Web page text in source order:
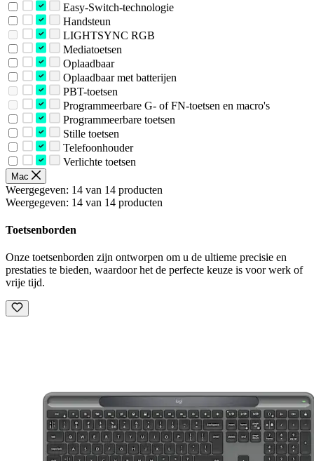
Easy-Switch-technologie
Handsteun
LIGHTSYNC RGB
Mediatoetsen
Oplaadbaar
Oplaadbaar met batterijen
PBT-toetsen
Programmeerbare G- of FN-toetsen en macro's
Programmeerbare toetsen
Stille toetsen
Telefoonhouder
Verlichte toetsen
Mac
Weergegeven: 14 van 14 producten
Weergegeven: 14 van 14 producten
Toetsenborden
Onze toetsenborden zijn ontworpen om u de ultieme precisie en
prestaties te bieden, waardoor het de perfecte keuze is voor werk of
vrije tijd.